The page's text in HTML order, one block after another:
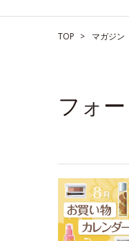
TOP マガジン
フォ